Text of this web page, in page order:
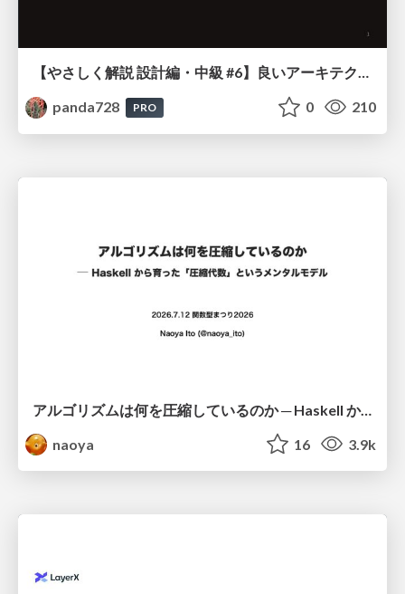
【やさしく解説 設計編・中級 #6】良いアーキテクチャとは ～ 一本の登り道の、行き先 ～
panda728
PRO 0 210
アルゴリズムは何を圧縮しているのか ─ Haskell から育った「圧縮代数」というメンタルモデル
naoya
16 3.9k